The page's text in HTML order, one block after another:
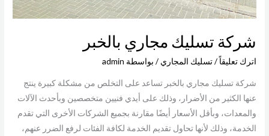
شركة تسليك مجاري بالخبر
اترك تعليقاً/تسليك المجاري / بواسطة admin
شركة تسليك مجاري بالخبر تساعد على التخلص من مشكلة كبيرة ينتج
عنها الكثير من الأضرار، وذلك على أيدي فنيين متخصصين وبأحدث الآلات
والمعدات، وبأقل الأسعار أيضًا مقارنة بجميع الشركات الأخرى التي تقدم
الخدمة، وذلك لأنها تحاول تقديم الخدمة لكافة الفئات لرفع الضرر عنهم،